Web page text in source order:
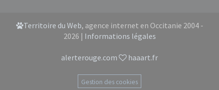
Territoire du Web, agence internet en Occitanie 2004 -
2026 | Informations légales
alerterouge.com haaart.fr
Gestion des cookies